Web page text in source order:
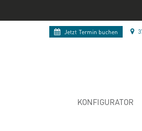
Jetzt Termin buchen
KONFIGURATOR